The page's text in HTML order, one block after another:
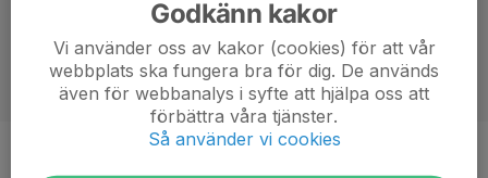
Godkänn kakor
Vi använder oss av kakor (cookies) för att vår
webbplats ska fungera bra för dig. De används
även för webbanalys i syfte att hjälpa oss att
förbättra våra tjänster.
Så använder vi cookies